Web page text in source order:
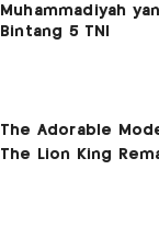
Muhammadiyah
Bintang 5 TNI